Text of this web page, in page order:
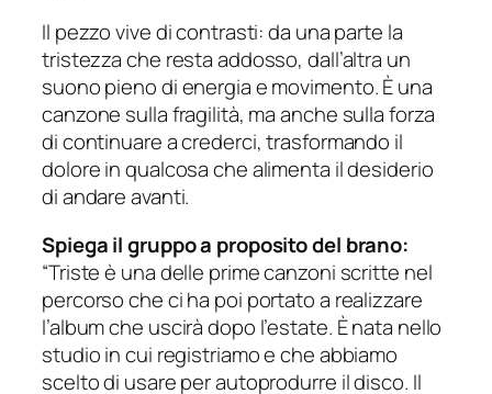
Il pezzo vive di contrasti: da una parte la
tristezza che resta addosso, dall’altra un
suono pieno di energia e movimento. È una
canzone sulla fragilità, ma anche sulla forza
di continuare a crederci, trasformando il
dolore in qualcosa che alimenta il desiderio
di andare avanti.
Spiega il gruppo a proposito del brano:
“Triste è una delle prime canzoni scritte nel
percorso che ci ha poi portato a realizzare
l’album che uscirà dopo l’estate. È nata nello
studio in cui registriamo e che abbiamo
scelto di usare per autoprodurre il disco. Il